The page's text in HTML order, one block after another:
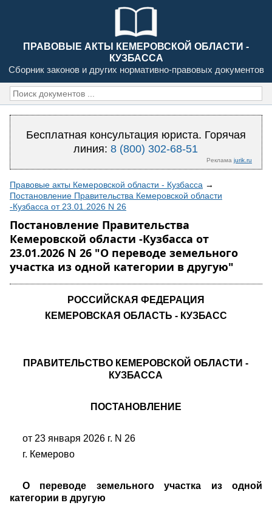
ПРАВОВЫЕ АКТЫ КЕМЕРОВСКОЙ ОБЛАСТИ -
КУЗБАССА
Сборник законов и других нормативно-правовых документов
Бесплатная консультация юриста. Горячая
линия:8 (800) 302-68-51
Реклама jurik.ru
Правовые акты Кемеровской области - Кузбасса →
Постановление Правительства Кемеровской области
-Кузбасса от 23.01.2026 N 26
Постановление Правительства
Кемеровской области -Кузбасса от
23.01.2026 N 26 "О переводе земельного
участка из одной категории в другую"
РОССИЙСКАЯ ФЕДЕРАЦИЯ
КЕМЕРОВСКАЯ ОБЛАСТЬ - КУЗБАСС
ПРАВИТЕЛЬСТВО КЕМЕРОВСКОЙ ОБЛАСТИ -
КУЗБАССА
ПОСТАНОВЛЕНИЕ
от 23 января 2026 г. N 26
г. Кемерово
О переводе земельного участка из одной
категории в другую